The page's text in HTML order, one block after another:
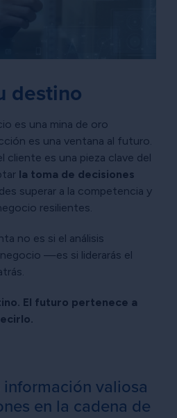
destino
es una mina de oro
es una ventana al futuro.
cliente es una pieza clave del
la toma de decisiones
superar a la competencia y
resilientes.
no es si el análisis
—es si liderarás el
El futuro pertenece a
valiosa
en la cadena de